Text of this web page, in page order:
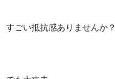
すごい抵抗感ありませんか？